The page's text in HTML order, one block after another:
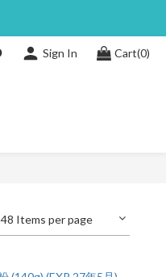
Sign In Cart(0)
48 Items per page